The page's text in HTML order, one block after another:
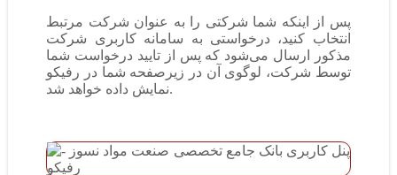
پس از اینکه شما شرکتی را به عنوان شرکت مرتبط
انتخاب کنید، درخواستی به سامانه کاربری شرکت
مذکور ارسال می‌شود که پس از تایید درخواست شما
توسط شرکت، لوگوی آن در زیرصفحه شما در رفیکو
نمایش داده خواهد شد.